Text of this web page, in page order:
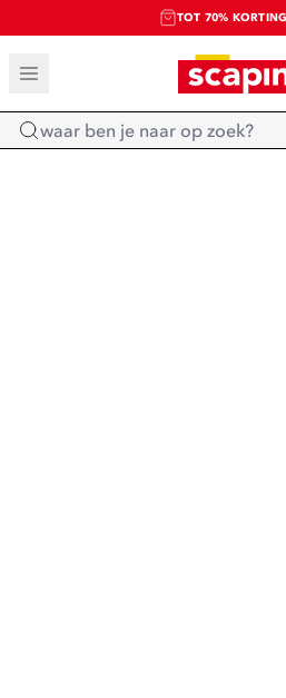
TOT 70%
SALE: LAATSTE
SHOP
Home